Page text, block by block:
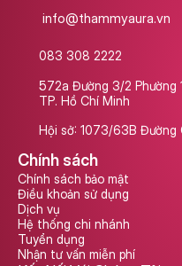
info@thammyaura.vn
083 308 2222
572a Đường 3/2 Phường
TP. Hồ Chí Minh
Hội sở: 1073/63B Đường
Chính sách
Chính sách bảo mật
Điều khoản sử dụng
Dịch vụ
Hệ thống chi nhánh
Tuyển dụng
Nhận tư vấn miễn phí